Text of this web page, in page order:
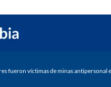
fueron víctimas de minas antipersonal